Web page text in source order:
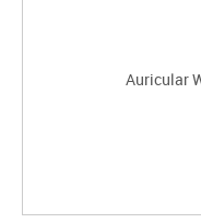
Auricular